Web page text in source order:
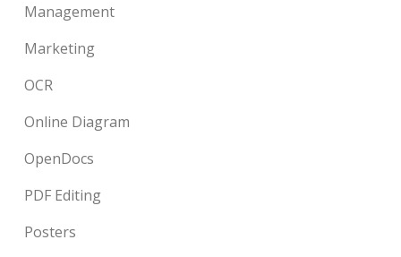
Management
Marketing
OCR
Online Diagram
OpenDocs
PDF Editing
Posters